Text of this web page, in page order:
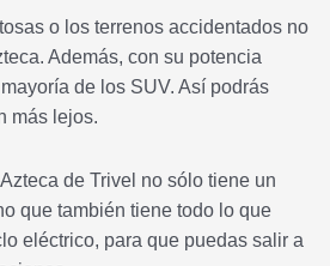
o los terrenos accidentados no
Además, con su potencia
de los SUV. Así podrás
más lejos.
de Trivel no sólo tiene un
que también tiene todo lo que
eléctrico, para que puedas salir a